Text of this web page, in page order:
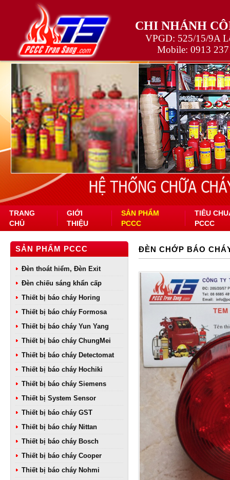
CHI NHÁNH
VPGD: 525/15/9A
Mobile: 0913
TRANG
CHỦ
GIỚI
THIỆU
SẢN PHẨM
PCCC
TIÊU
PCCC
SẢN PHẨM PCCC
Đèn thoát hiểm, Đèn Exit
Đèn chiếu sáng khẩn cấp
Thiết bị báo cháy Horing
Thiết bị báo cháy Formosa
Thiết bị báo cháy Yun Yang
Thiết bị báo cháy ChungMei
Thiết bị báo cháy Detectomat
Thiết bị báo cháy Hochiki
Thiết bị báo cháy Siemens
Thiết bị System Sensor
Thiết bị báo cháy GST
Thiết bị báo cháy Nittan
Thiết bị báo cháy Bosch
Thiết bị báo cháy Cooper
Thiết bị báo cháy Nohmi
ĐÈN CHỚP BÁO